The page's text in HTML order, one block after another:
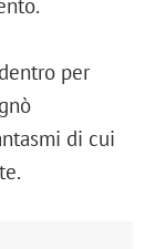
per
di cui